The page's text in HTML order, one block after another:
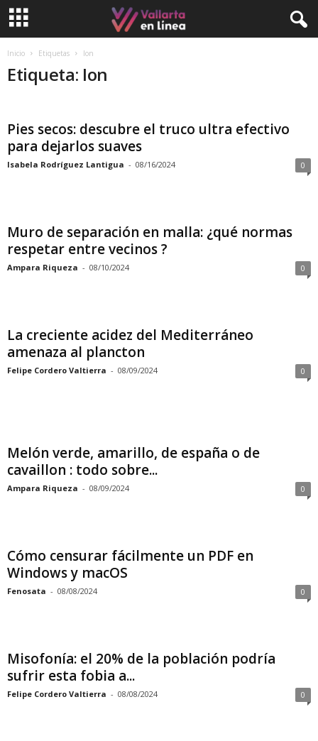
Inicio Etiquetas Ion
Etiqueta: Ion
Pies secos: descubre el truco ultra efectivo
para dejarlos suaves
Isabela Rodríguez Lantigua - 08/16/2024 0
Muro de separación en malla: ¿qué normas
respetar entre vecinos ?
Ampara Riqueza - 08/10/2024 0
La creciente acidez del Mediterráneo
amenaza al plancton
Felipe Cordero Valtierra - 08/09/2024 0
Melón verde, amarillo, de españa o de
cavaillon : todo sobre...
Ampara Riqueza - 08/09/2024 0
Cómo censurar fácilmente un PDF en
Windows y macOS
Fenosata - 08/08/2024 0
Misofonía: el 20% de la población podría
sufrir esta fobia a...
Felipe Cordero Valtierra - 08/08/2024 0